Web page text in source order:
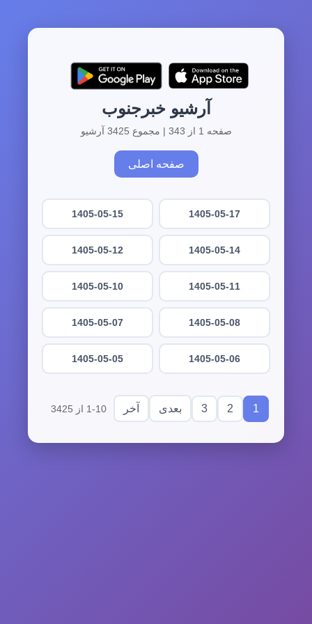
آرشیو خبرجنوب
صفحه 1 از 343 | مجموع 3425 آرشیو
صفحه اصلی
1405-05-17
1405-05-15
1405-05-14
1405-05-12
1405-05-11
1405-05-10
1405-05-08
1405-05-07
1405-05-06
1405-05-05
1
2
3 بعدی آخر 1-10 از 3425